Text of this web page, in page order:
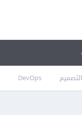
التصميم DevOps